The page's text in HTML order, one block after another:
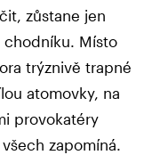
zůstane jen
chodníku. Místo
trýznivě trapné
atomovky, na
provokatéry
zapomíná.